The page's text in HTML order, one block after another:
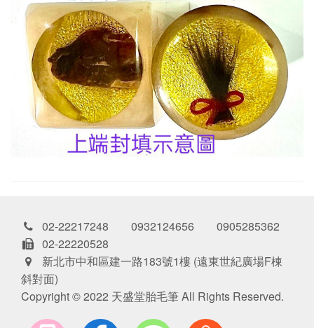
02-22217248 0932124656 0905285362
02-22220528
新北市中和區建一路183號1樓 (遠東世紀廣場F棟
斜對面)
Copyright © 2022 天盛堂胎毛筆 All Rights Reserved.